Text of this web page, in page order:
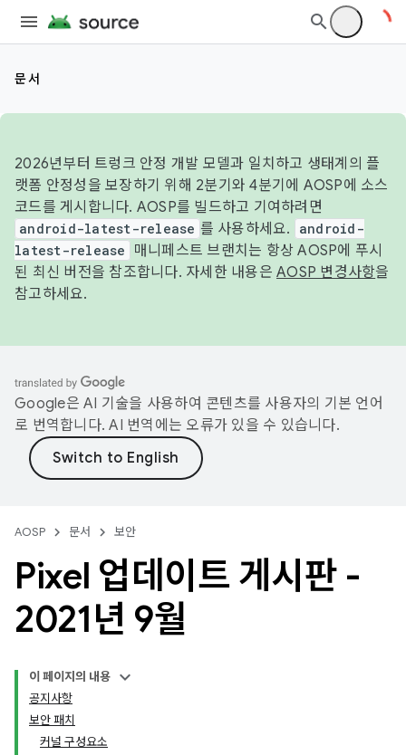
문서
2026년부터 트렁크 안정 개발 모델과 일치하고 생태계의 플
랫폼 안정성을 보장하기 위해 2분기와 4분기에 AOSP에 소스
코드를 게시합니다. AOSP를 빌드하고 기여하려면
android-latest-release 를 사용하세요.
android-
latest-release
매니페스트 브랜치는 항상 AOSP에 푸시
된 최신 버전을 참조합니다. 자세한 내용은 AOSP 변경사항을
참고하세요.
Google은 AI 기술을 사용하여 콘텐츠를 사용자의 기본 언어
로 번역합니다. AI 번역에는 오류가 있을 수 있습니다.
AOSP 문서 보안
Pixel 업데이트 게시판 -
2021년 9월
이 페이지의 내용
공지사항
보안 패치
커널 구성요소